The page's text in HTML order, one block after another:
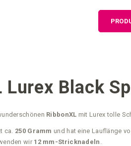
Lurex Black
RibbonXL mit Lurex tolle
ca. 250 Gramm und hat eine Lauflänge
wir 12 mm-Stricknadeln